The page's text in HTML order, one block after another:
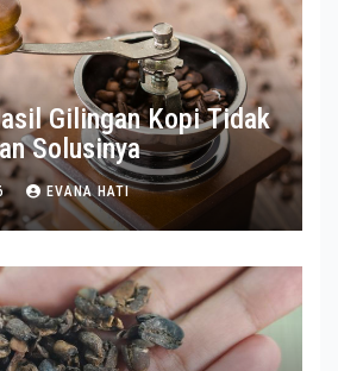
Gilingan Kopi Tidak
Solusinya
EVANA HATI